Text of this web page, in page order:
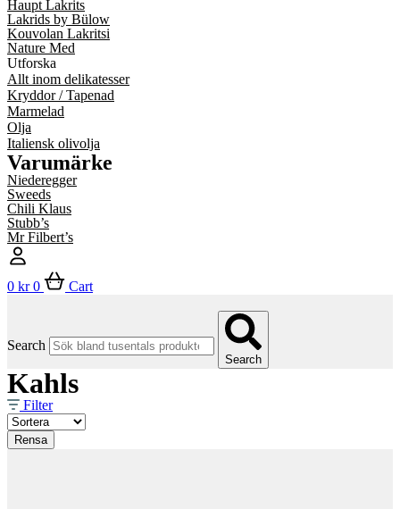
Haupt Lakrits
Lakrids by Bülow
Kouvolan Lakritsi
Nature Med
Utforska
Allt inom delikatesser
Kryddor / Tapenad
Marmelad
Olja
Italiensk olivolja
Varumärke
Niederegger
Sweeds
Chili Klaus
Stubb’s
Mr Filbert’s
0 kr 0 Cart
Search
Search
Kahls
Filter
Rensa